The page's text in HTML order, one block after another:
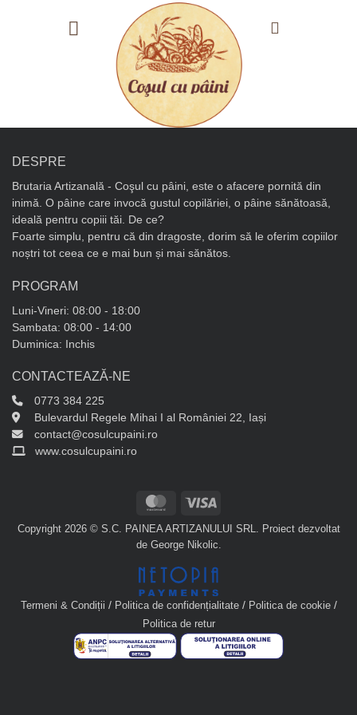
DESPRE
Brutaria Artizanală - Coşul cu pâini, este o afacere pornită din
inimă. O pâine care invocă gustul copilăriei, o pâine sănătoasă,
ideală pentru copiii tăi. De ce?
Foarte simplu, pentru că din dragoste, dorim să le oferim copiilor
noștri tot ceea ce e mai bun și mai sănătos.
PROGRAM
Luni-Vineri: 08:00 - 18:00
Sambata: 08:00 - 14:00
Duminica: Inchis
CONTACTEAZĂ-NE
0773 384 225
Bulevardul Regele Mihai I al României 22, Iași
contact@cosulcupaini.ro
www.cosulcupaini.ro
MasterCard
Copyright 2026 © S.C. PAINEA ARTIZANULUI SRL. Proiect dezvoltat
de George Nikolic.
Termeni & Condiții / Politica de confidențialitate/ Politica de cookie/
Politica de retur